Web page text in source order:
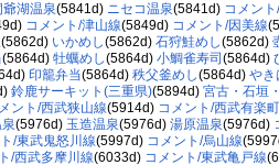
爺湖温泉(5841d) ニセコ温泉(5841d) コメン
コメント/津山線(5849d) コメント/因美線
(5862d) いかめし(5862d) 石狩鮭めし(5862d)
(5864d) 牡蠣めし(5864d) 小鯛雀寿司 (5864d)
印籠弁当(5864d) 秩父釜めし(5864d) やき
鈴鹿サーキット(三重県)(5894d) 宮古・石垣
ント/西武狭山線(5914d) コメント/西武有楽
(5976d) 玉造温泉(5976d) 湯原温泉(5976d)
/東武鬼怒川線(5997d) コメント/烏山線
/西武多摩川線(6033d) コメント/東武亀戸線